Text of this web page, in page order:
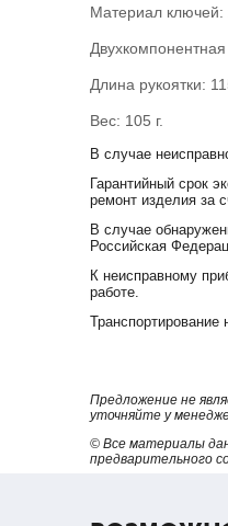
Материал ключей:
Длина рукоятки:
Вес: 105 г.
В случае
Гарантийный срок
ремонт изделия за
В случае
Российская
К неисправному
работе.
Транспортирование
Предложение не
уточняйте у
© Все материалы
предварительного